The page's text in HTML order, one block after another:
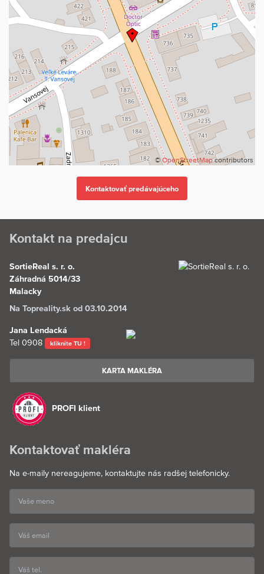
minút od okresného mesta Malacky, pričom na diaľnicu D2 (smer
Brno alebo Bratislava) sa dostanete za pár minút. Táto strategická
poloha zabezpečuje výbornú dostupnosť do väčších miest a
zároveň ponúka pokojné prostredie pre bývanie.
Teším sa na Vás pri obhliadke.
Text a fotografie sú autorským dielom a majetkom realitnej
kancelárie SortieReal s.r.o.
©OpenStreetMapcontributors
Kontakt na predajcu
SortieReal s. r. o.
Záhradná 5014/33
Malacky
Na Topreality.sk od 03.10.2014
Jana Lendacká
Tel 0908 kliknite TU !
KARTA MAKLÉRA
PROFI klient
Kontaktovať makléra
Na e-maily nereagujeme, kontaktujte nás radšej telefonicky.